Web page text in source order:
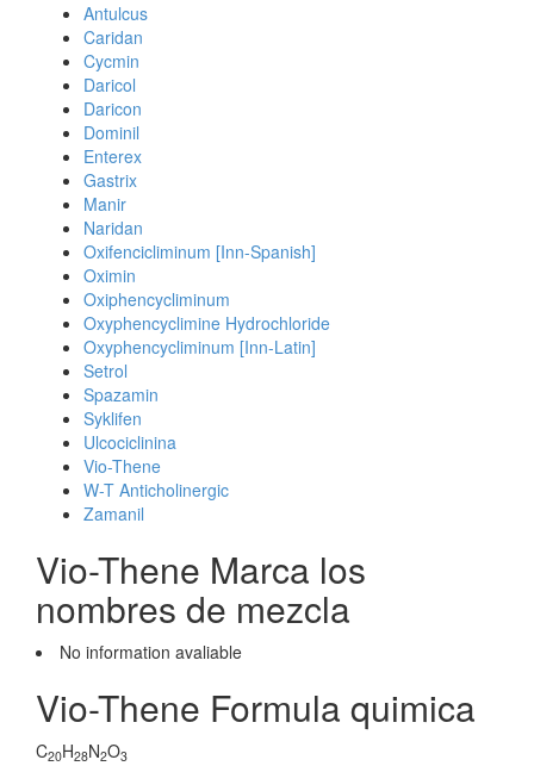
Antulcus
Caridan
Cycmin
Daricol
Daricon
Dominil
Enterex
Gastrix
Manir
Naridan
Oxifencicliminum [Inn-Spanish]
Oximin
Oxiphencycliminum
Oxyphencyclimine Hydrochloride
Oxyphencycliminum [Inn-Latin]
Setrol
Spazamin
Syklifen
Ulcociclinina
Vio-Thene
W-T Anticholinergic
Zamanil
Vio-Thene Marca los
nombres de mezcla
No information avaliable
Vio-Thene Formula quimica
C20H28N2O3